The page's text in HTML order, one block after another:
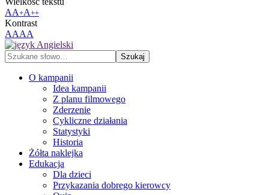
AA+A++
Kontrast
AAAA
O kampanii
Idea kampanii
Z planu filmowego
Zderzenie
Cykliczne działania
Statystyki
Historia
Żółta naklejka
Edukacja
Dla dzieci
Przykazania dobrego kierowcy